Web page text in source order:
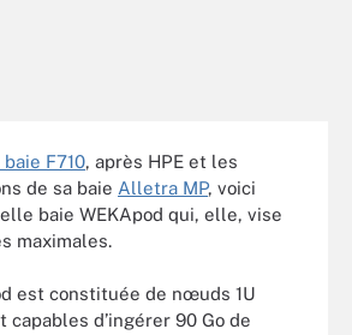
baie F710, après HPE et les
de sa baie Alletra MP, voici
baie WEKApod qui, elle, vise
maximales.
est constituée de nœuds 1U
d’ingérer 90 Go de